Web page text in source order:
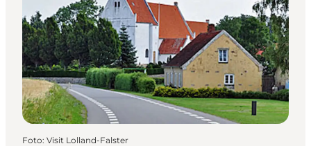
Wat te doen
Accommodaties
Plan je reis
Foto: Visit Lolland-Falster